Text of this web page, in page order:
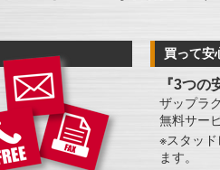
買って安
『3つの
ザップラ
無料サー
※スタッド
ます。